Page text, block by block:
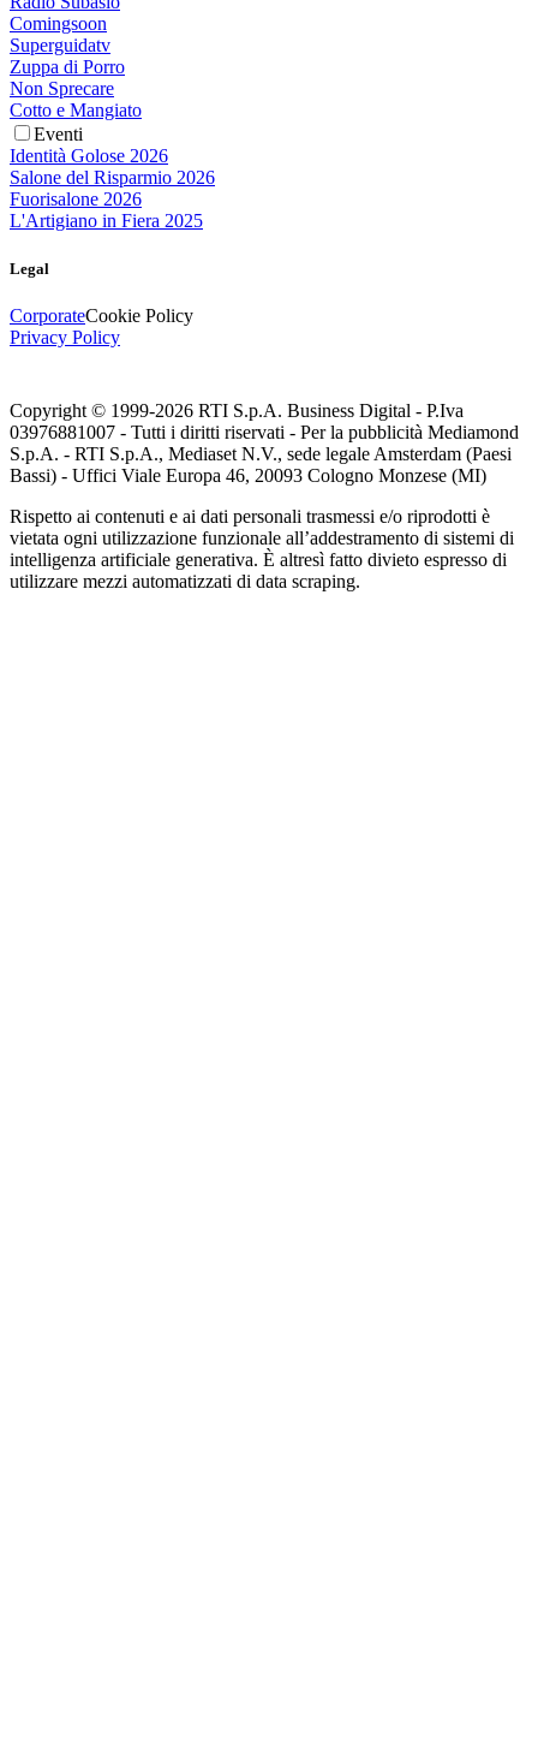
Comingsoon
Superguidatv
Zuppa di Porro
Non Sprecare
Cotto e Mangiato
Eventi
Identità Golose 2026
Salone del Risparmio 2026
Fuorisalone 2026
L'Artigiano in Fiera 2025
Legal
CorporateCookie Policy
Privacy Policy
Copyright © 1999-2026 RTI S.p.A. Business Digital - P.Iva
03976881007 - Tutti i diritti riservati - Per la pubblicità Mediamond
S.p.A. - RTI S.p.A., Mediaset N.V., sede legale Amsterdam (Paesi
Bassi) - Uffici Viale Europa 46, 20093 Cologno Monzese (MI)
Rispetto ai contenuti e ai dati personali trasmessi e/o riprodotti è
vietata ogni utilizzazione funzionale all’addestramento di sistemi di
intelligenza artificiale generativa. È altresì fatto divieto espresso di
utilizzare mezzi automatizzati di data scraping.